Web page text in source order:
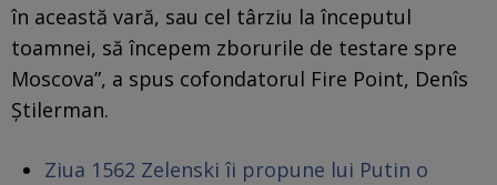
în această vară, sau cel târziu la începutul
toamnei, să începem zborurile de testare spre
Moscova”, a spus cofondatorul Fire Point, Denîs
Știlerman.
Ziua 1562 Zelenski îi propune lui Putin o